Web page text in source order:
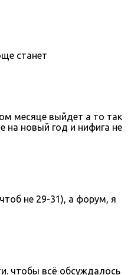
станет
месяце выйдет а то так
на новый год и нифига не
не 29-31), а форум, я
чтобы всё обсуждалось